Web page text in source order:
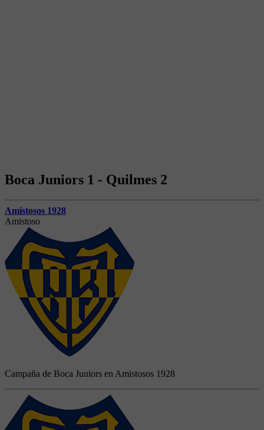
Boca Juniors 1 - Quilmes 2
Amistosos 1928
Amistoso
Campaña de Boca Juniors en Amistosos 1928